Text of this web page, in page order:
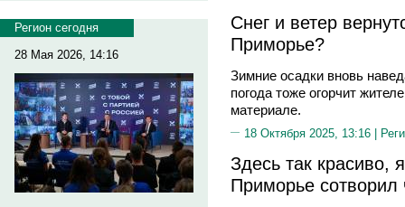
Регион сегодня
28 Мая 2026, 14:16
Снег и ветер
Приморье?
Зимние осадки вновь
погода тоже огорчит
материале.
18 Октября 2025, 13:16 |
Здесь так красиво,
Приморье сотворил